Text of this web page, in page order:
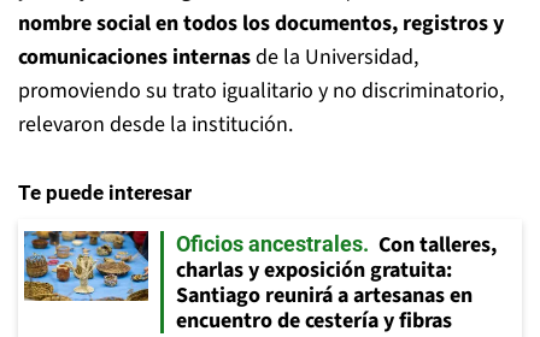
nombre social en todos los documentos, registros y
comunicaciones internasde la Universidad,
promoviendo su trato igualitario y no discriminatorio,
relevaron desde la institución.
Te puede interesar
Oficios ancestrales
Con talleres,
charlas y exposición gratuita:
Santiago reunirá a artesanas en
encuentro de cestería y fibras